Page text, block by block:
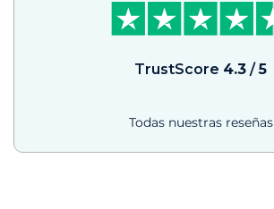
TrustScore 4.3 /5
Todas nuestras reseñas